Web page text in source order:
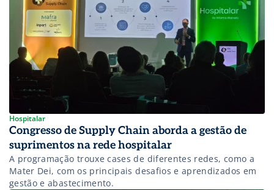
Hospitalar
Congresso de Supply Chain aborda a gestão de
suprimentos na rede hospitalar
A programação trouxe cases de diferentes redes, como a
Mater Dei, com os principais desafios e aprendizados em
gestão e abastecimento.